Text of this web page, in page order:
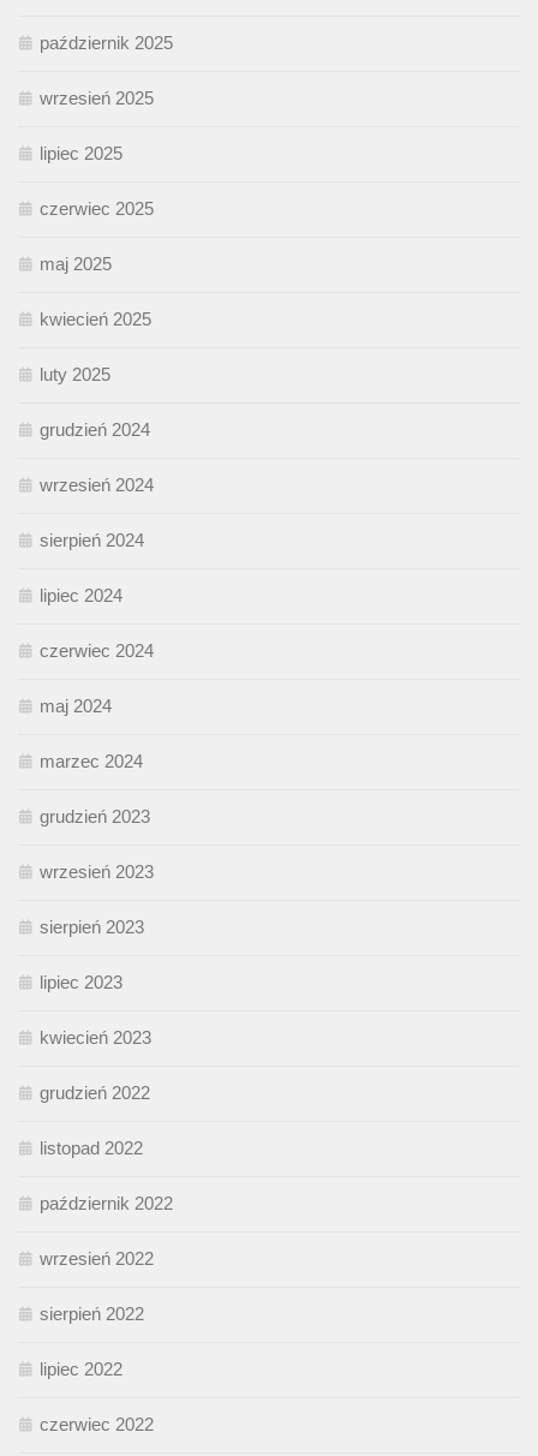
październik 2025
wrzesień 2025
lipiec 2025
czerwiec 2025
maj 2025
kwiecień 2025
luty 2025
grudzień 2024
wrzesień 2024
sierpień 2024
lipiec 2024
czerwiec 2024
maj 2024
marzec 2024
grudzień 2023
wrzesień 2023
sierpień 2023
lipiec 2023
kwiecień 2023
grudzień 2022
listopad 2022
październik 2022
wrzesień 2022
sierpień 2022
lipiec 2022
czerwiec 2022